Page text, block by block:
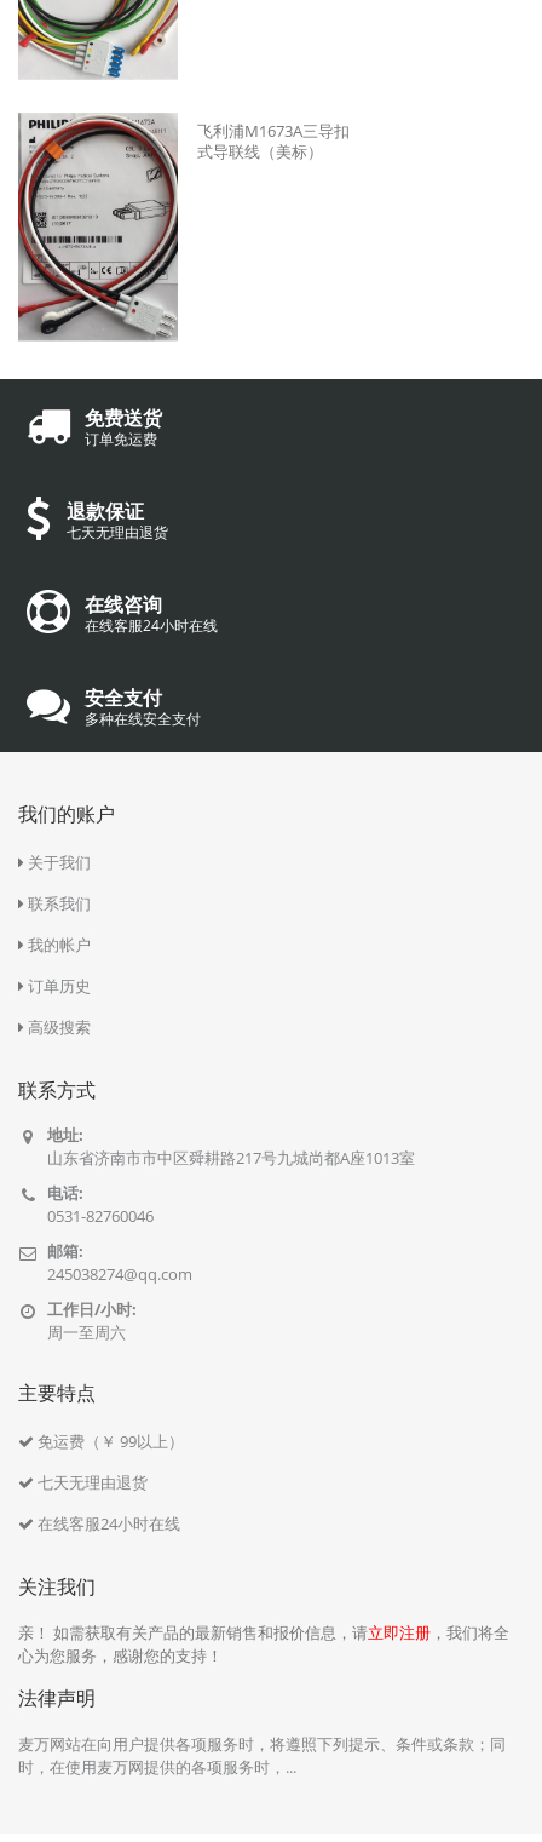
飞利浦M1673A三导扣
式导联线（美标）
免费送货
订单免运费
退款保证
七天无理由退货
在线咨询
在线客服24小时在线
安全支付
多种在线安全支付
我们的账户
关于我们
联系我们
我的帐户
订单历史
高级搜索
联系方式
地址:
山东省济南市市中区舜耕路217号九城尚都A座1013室
电话:
0531-82760046
邮箱:
245038274@qq.com
工作日/小时:
周一至周六
主要特点
免运费（￥ 99以上）
七天无理由退货
在线客服24小时在线
关注我们
亲！ 如需获取有关产品的最新销售和报价信息，请立即注册 ，我们将全
心为您服务，感谢您的支持！
法律声明
麦万网站在向用户提供各项服务时，将遵照下列提示、条件或条款；同
时，在使用麦万网提供的各项服务时，...